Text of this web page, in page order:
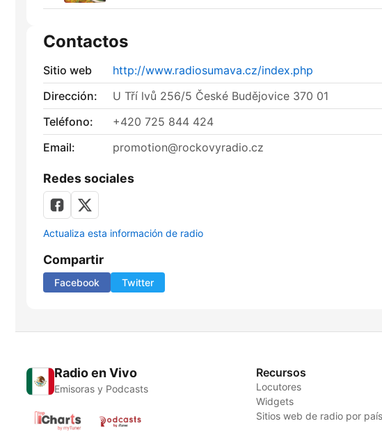
Contactos
Sitio web
http://www.radiosumava.cz/index.php
Dirección:
U Tří lvů 256/5 České Budějovice 370 01
Teléfono:
+420 725 844 424
Email:
promotion@rockovyradio.cz
Redes sociales
Actualiza esta información de radio
Compartir
Facebook Twitter
Radio en Vivo
Emisoras y Podcasts
Recursos
Locutores
Widgets
Sitios web de radio por país